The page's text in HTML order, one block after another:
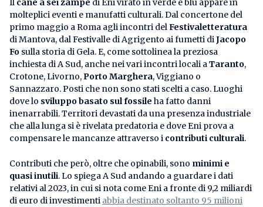
Il cane a sei zampe di Eni virato in verde e blu appare in
molteplici eventi e manufatti culturali. Dal concertone del
primo maggio a Roma agli incontri delFestivaletteratura
di Mantova, dal Festivalle di Agrigento ai fumetti diJacopo
Fo sulla storia di Gela. E, come sottolinea la preziosa
inchiesta di A Sud, anche nei vari incontri locali aTaranto,
Crotone, Livorno,Porto Marghera, Viggiano o
Sannazzaro. Posti che non sono stati scelti a caso. Luoghi
dove lo sviluppo basato sul fossile ha fatto danni
inenarrabili. Territori devastati da una presenza industriale
che alla lunga si è rivelata predatoria e dove Eni prova a
compensare le mancanze attraverso i contributi culturali.
Contributi che però, oltre che opinabili, sono minimi e
quasi inutili. Lo spiega A Sud andando a guardare i dati
relativi al 2023, in cui si nota come Eni a fronte di 9,2 miliardi
di euro di investimenti abbia destinato soltanto 95 milioni